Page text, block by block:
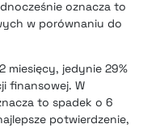
oznacza to
w porównaniu do
miesięcy, jedynie 29%
finansowej. W
to spadek o 6
potwierdzenie,